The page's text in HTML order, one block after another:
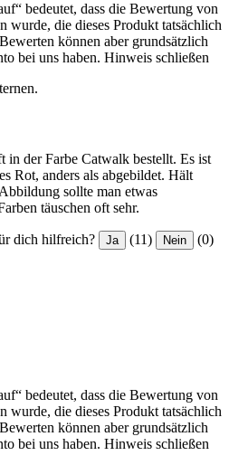
bedeutet, dass die Bewertung von
wurde, die dieses Produkt tatsächlich
können aber grundsätzlich
bei uns haben. Hinweis schließen
in der Farbe Catwalk bestellt. Es ist
Rot, anders als abgebildet. Hält
sollte man etwas
täuschen oft sehr.
dich hilfreich? Ja (11) Nein (0)
bedeutet, dass die Bewertung von
wurde, die dieses Produkt tatsächlich
können aber grundsätzlich
bei uns haben. Hinweis schließen